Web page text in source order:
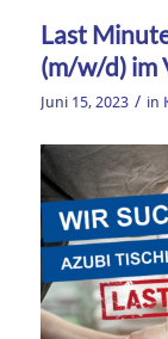
Last
(m/w/d) im
Juni 15, 2023 / in